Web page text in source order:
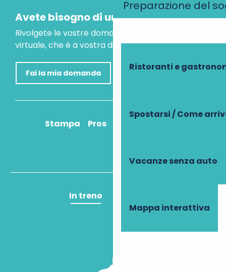
Preparazione del
Ristoranti e
Spostarsi / Come
Vacanze senza auto
Mappa interattiva
Avete bisogno di un consiglio?
Rivolgete le vostre domande al nostro assistente
virtuale, che è a vostra disposizione per aiutarvi.
Fai la mia domanda
Stampa Pros
In treno